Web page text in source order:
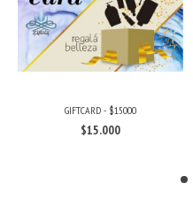
GIFTCARD - $15000
$15.000